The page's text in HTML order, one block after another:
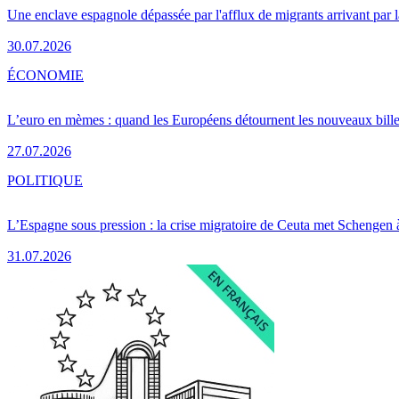
Une enclave espagnole dépassée par l'afflux de migrants arrivant par
30.07.2026
L’euro en mèmes : quand les Européens détournent les nouveaux
27.07.2026
ÉCONOMIE
L’Espagne sous pression : la crise migratoire de Ceuta met Schengen
31.07.2026
POLITIQUE